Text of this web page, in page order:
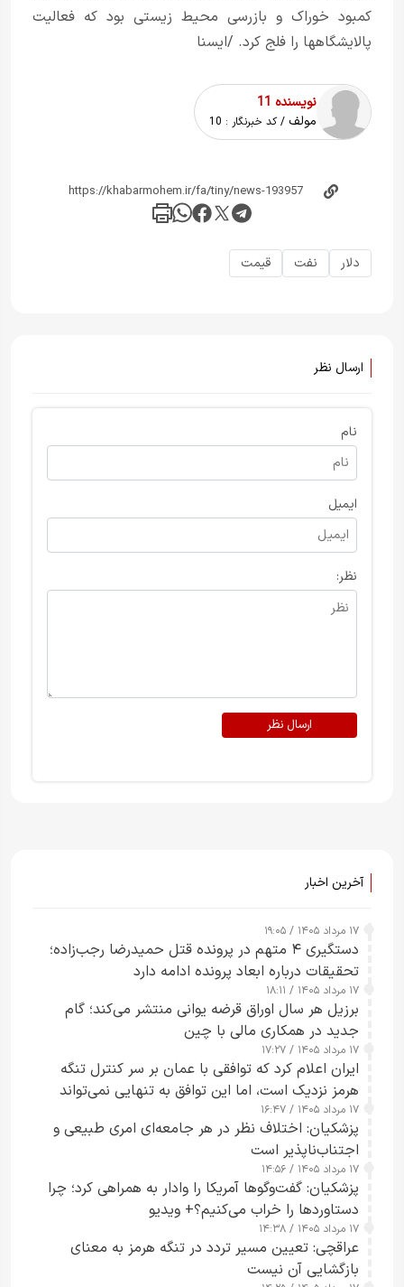
کمبود خوراک و بازرسی محیط زیستی بود که فعالیت
پالایشگاهها را فلج کرد. /ایسنا
نویسنده 11
مولف / کد خبرنگار : 10
دلار نفت قیمت
ارسال نظر
نام
ایمیل
نظر:
ارسال نظر
آخرین اخبار
۱۷ مرداد ۱۴۰۵ / ۱۹:۰۵
دستگیری ۴ متهم در پرونده قتل حمیدرضا رجب‌زاده؛
تحقیقات درباره ابعاد پرونده ادامه دارد
۱۷ مرداد ۱۴۰۵ / ۱۸:۱۱
برزیل هر سال اوراق قرضه یوانی منتشر می‌کند؛ گام
جدید در همکاری مالی با چین
۱۷ مرداد ۱۴۰۵ / ۱۷:۲۷
ایران اعلام کرد که توافقی با عمان بر سر کنترل تنگه
هرمز نزدیک است، اما این توافق به تنهایی نمی‌تواند
آبراه را آزاد کند
۱۷ مرداد ۱۴۰۵ / ۱۶:۴۷
پزشکیان: اختلاف نظر در هر جامعه‌ای امری طبیعی و
اجتناب‌ناپذیر است
۱۷ مرداد ۱۴۰۵ / ۱۴:۵۶
پزشکیان: گفت‌وگوها آمریکا را وادار به همراهی کرد؛ چرا
دستاوردها را خراب می‌کنیم؟+ ویدیو
۱۷ مرداد ۱۴۰۵ / ۱۴:۳۸
عراقچی: تعیین مسیر تردد در تنگه هرمز به معنای
بازگشایی آن نیست